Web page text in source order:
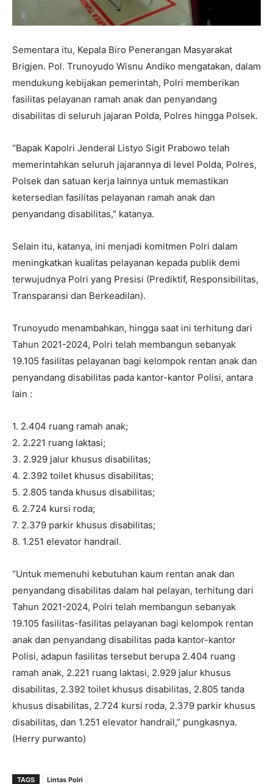
Sementara itu, Kepala Biro Penerangan Masyarakat
Brigjen. Pol. Trunoyudo Wisnu Andiko mengatakan, dalam
mendukung kebijakan pemerintah, Polri memberikan
fasilitas pelayanan ramah anak dan penyandang
disabilitas di seluruh jajaran Polda, Polres hingga Polsek.
“Bapak Kapolri Jenderal Listyo Sigit Prabowo telah
memerintahkan seluruh jajarannya di level Polda, Polres,
Polsek dan satuan kerja lainnya untuk memastikan
ketersedian fasilitas pelayanan ramah anak dan
penyandang disabilitas,” katanya.
Selain itu, katanya, ini menjadi komitmen Polri dalam
meningkatkan kualitas pelayanan kepada publik demi
terwujudnya Polri yang Presisi (Prediktif, Responsibilitas,
Transparansi dan Berkeadilan).
Trunoyudo menambahkan, hingga saat ini terhitung dari
Tahun 2021-2024, Polri telah membangun sebanyak
19.105 fasilitas pelayanan bagi kelompok rentan anak dan
penyandang disabilitas pada kantor-kantor Polisi, antara
lain :
1. 2.404 ruang ramah anak;
2. 2.221 ruang laktasi;
3. 2.929 jalur khusus disabilitas;
4. 2.392 toilet khusus disabilitas;
5. 2.805 tanda khusus disabilitas;
6. 2.724 kursi roda;
7. 2.379 parkir khusus disabilitas;
8. 1.251 elevator handrail.
“Untuk memenuhi kebutuhan kaum rentan anak dan
penyandang disabilitas dalam hal pelayan, terhitung dari
Tahun 2021-2024, Polri telah membangun sebanyak
19.105 fasilitas-fasilitas pelayanan bagi kelompok rentan
anak dan penyandang disabilitas pada kantor-kantor
Polisi, adapun fasilitas tersebut berupa 2.404 ruang
ramah anak, 2.221 ruang laktasi, 2.929 jalur khusus
disabilitas, 2.392 toilet khusus disabilitas, 2.805 tanda
khusus disabilitas, 2.724 kursi roda, 2.379 parkir khusus
disabilitas, dan 1.251 elevator handrail,” pungkasnya.
(Herry purwanto)
TAGS Lintas Polri